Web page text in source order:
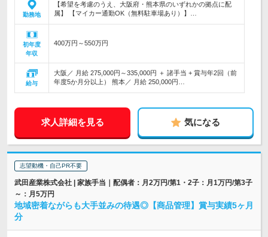
勤務地
【希望を考慮のうえ、大阪府・熊本県のいずれかの拠点に配
属】 【マイカー通勤OK（無料駐車場あり）】…
初年度
年収
400万円～550万円
給与
大阪／ 月給 275,000円～335,000円 ＋ 諸手当 + 賞与年2回（前
年度5か月分以上） 熊本／ 月給 250,000円…
求人詳細を見る 気になる
志望動機・自己PR不要
武田産業株式会社 | 家族手当｜配偶者：月2万円/第1・2子：月1万円/第3子
～：月5万円
地域密着ながらも大手並みの待遇◎【商品管理】賞与実績5ヶ月
分